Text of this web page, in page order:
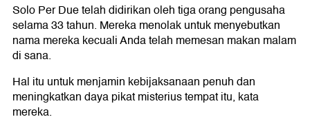
Solo Per Due telah didirikan oleh tiga orang pengusaha
selama 33 tahun. Mereka menolak untuk menyebutkan
nama mereka kecuali Anda telah memesan makan malam
di sana.
Hal itu untuk menjamin kebijaksanaan penuh dan
meningkatkan daya pikat misterius tempat itu, kata
mereka.